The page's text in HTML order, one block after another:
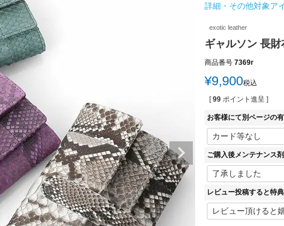
詳細・その他対象ア
exotic leather
ギャルソン 長
商品番号 7369r
¥9,900税込
[ 99 ポイント進呈 ]
お客様にて別ページの
ご購入後メンテナンス
レビュー投稿すると特